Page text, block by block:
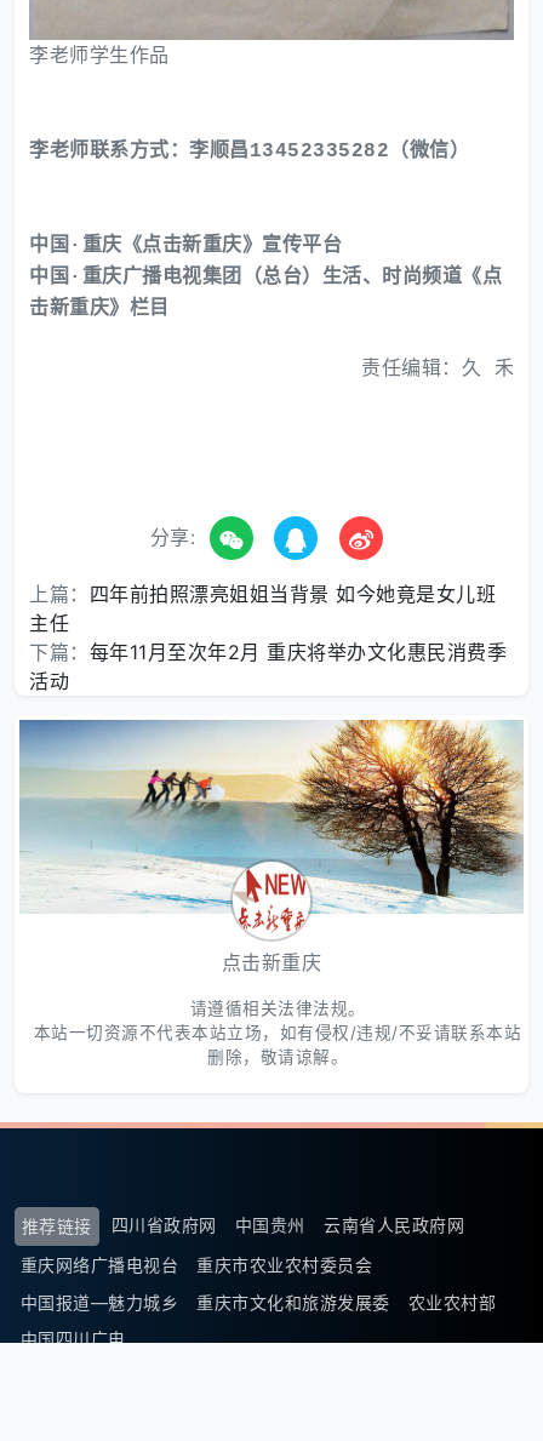
李老师学生作品
李老师联系方式：李顺昌13452335282（微信）
中国·重庆《点击新重庆》宣传平台
中国·重庆广播电视集团（总台）生活、时尚频道《点
击新重庆》栏目
责任编辑：久 禾
分享:
上篇： 四年前拍照漂亮姐姐当背景 如今她竟是女儿班
主任
下篇： 每年11月至次年2月 重庆将举办文化惠民消费季
活动
点击新重庆
请遵循相关法律法规。
本站一切资源不代表本站立场，如有侵权/违规/不妥请联系本站
删除，敬请谅解。
推荐链接 四川省政府网 中国贵州
云南省人民政府网
重庆网络广播电视台
重庆市农业农村委员会
中国报道—魅力城乡
重庆市文化和旅游发展委
农业农村部
中国四川广电